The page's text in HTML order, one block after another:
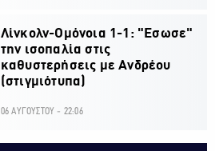
Λίνκολν-Ομόνοια 1-1: "Εσωσε"
την ισοπαλία στις
καθυστερήσεις με Ανδρέου
(στιγμιότυπα)
06 ΑΥΓΟΥΣΤΟΥ - 22:06